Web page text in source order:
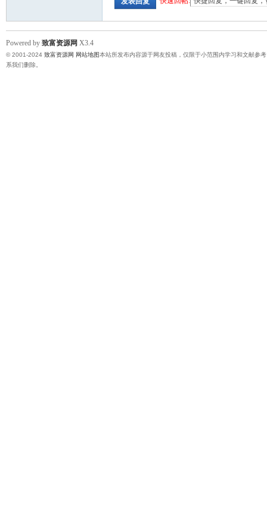
Powered by 致富资源网 X3.4
© 2001-2024 致富资源网 网站地图本站所发布内容源于网友投稿，仅限于小范围内学习和文献参
系我们删除。